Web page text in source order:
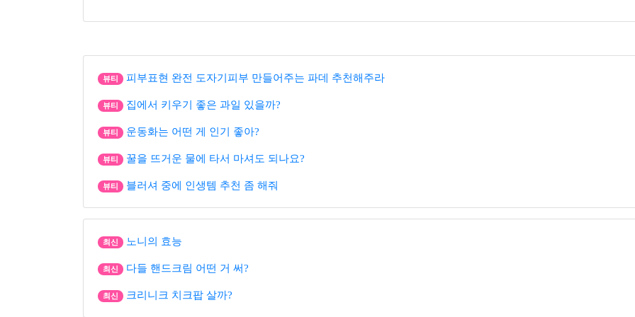
뷰티 피부표현 완전 도자기피부 만들어주는 파데 추천해주라
뷰티 집에서 키우기 좋은 과일 있을까?
뷰티 운동화는 어떤 게 인기 좋아?
뷰티 꿀을 뜨거운 물에 타서 마셔도 되나요?
뷰티 블러셔 중에 인생템 추천 좀 해줘
최신 노니의 효능
최신 다들 핸드크림 어떤 거 써?
최신 크리니크 치크팝 살까?